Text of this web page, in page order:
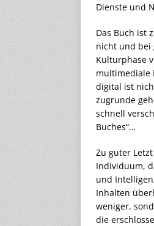
Dienste und
Das Buch ist
nicht und bei
Kulturphase
multimediale
digital ist
zugrunde
schnell
Buches“…
Zu guter
Individuum,
und
Inhalten
weniger,
die